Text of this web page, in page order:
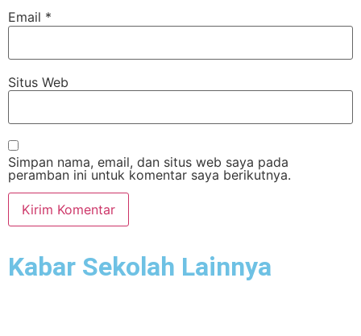
Email *
Situs Web
Simpan nama, email, dan situs web saya pada
peramban ini untuk komentar saya berikutnya.
Kabar Sekolah Lainnya